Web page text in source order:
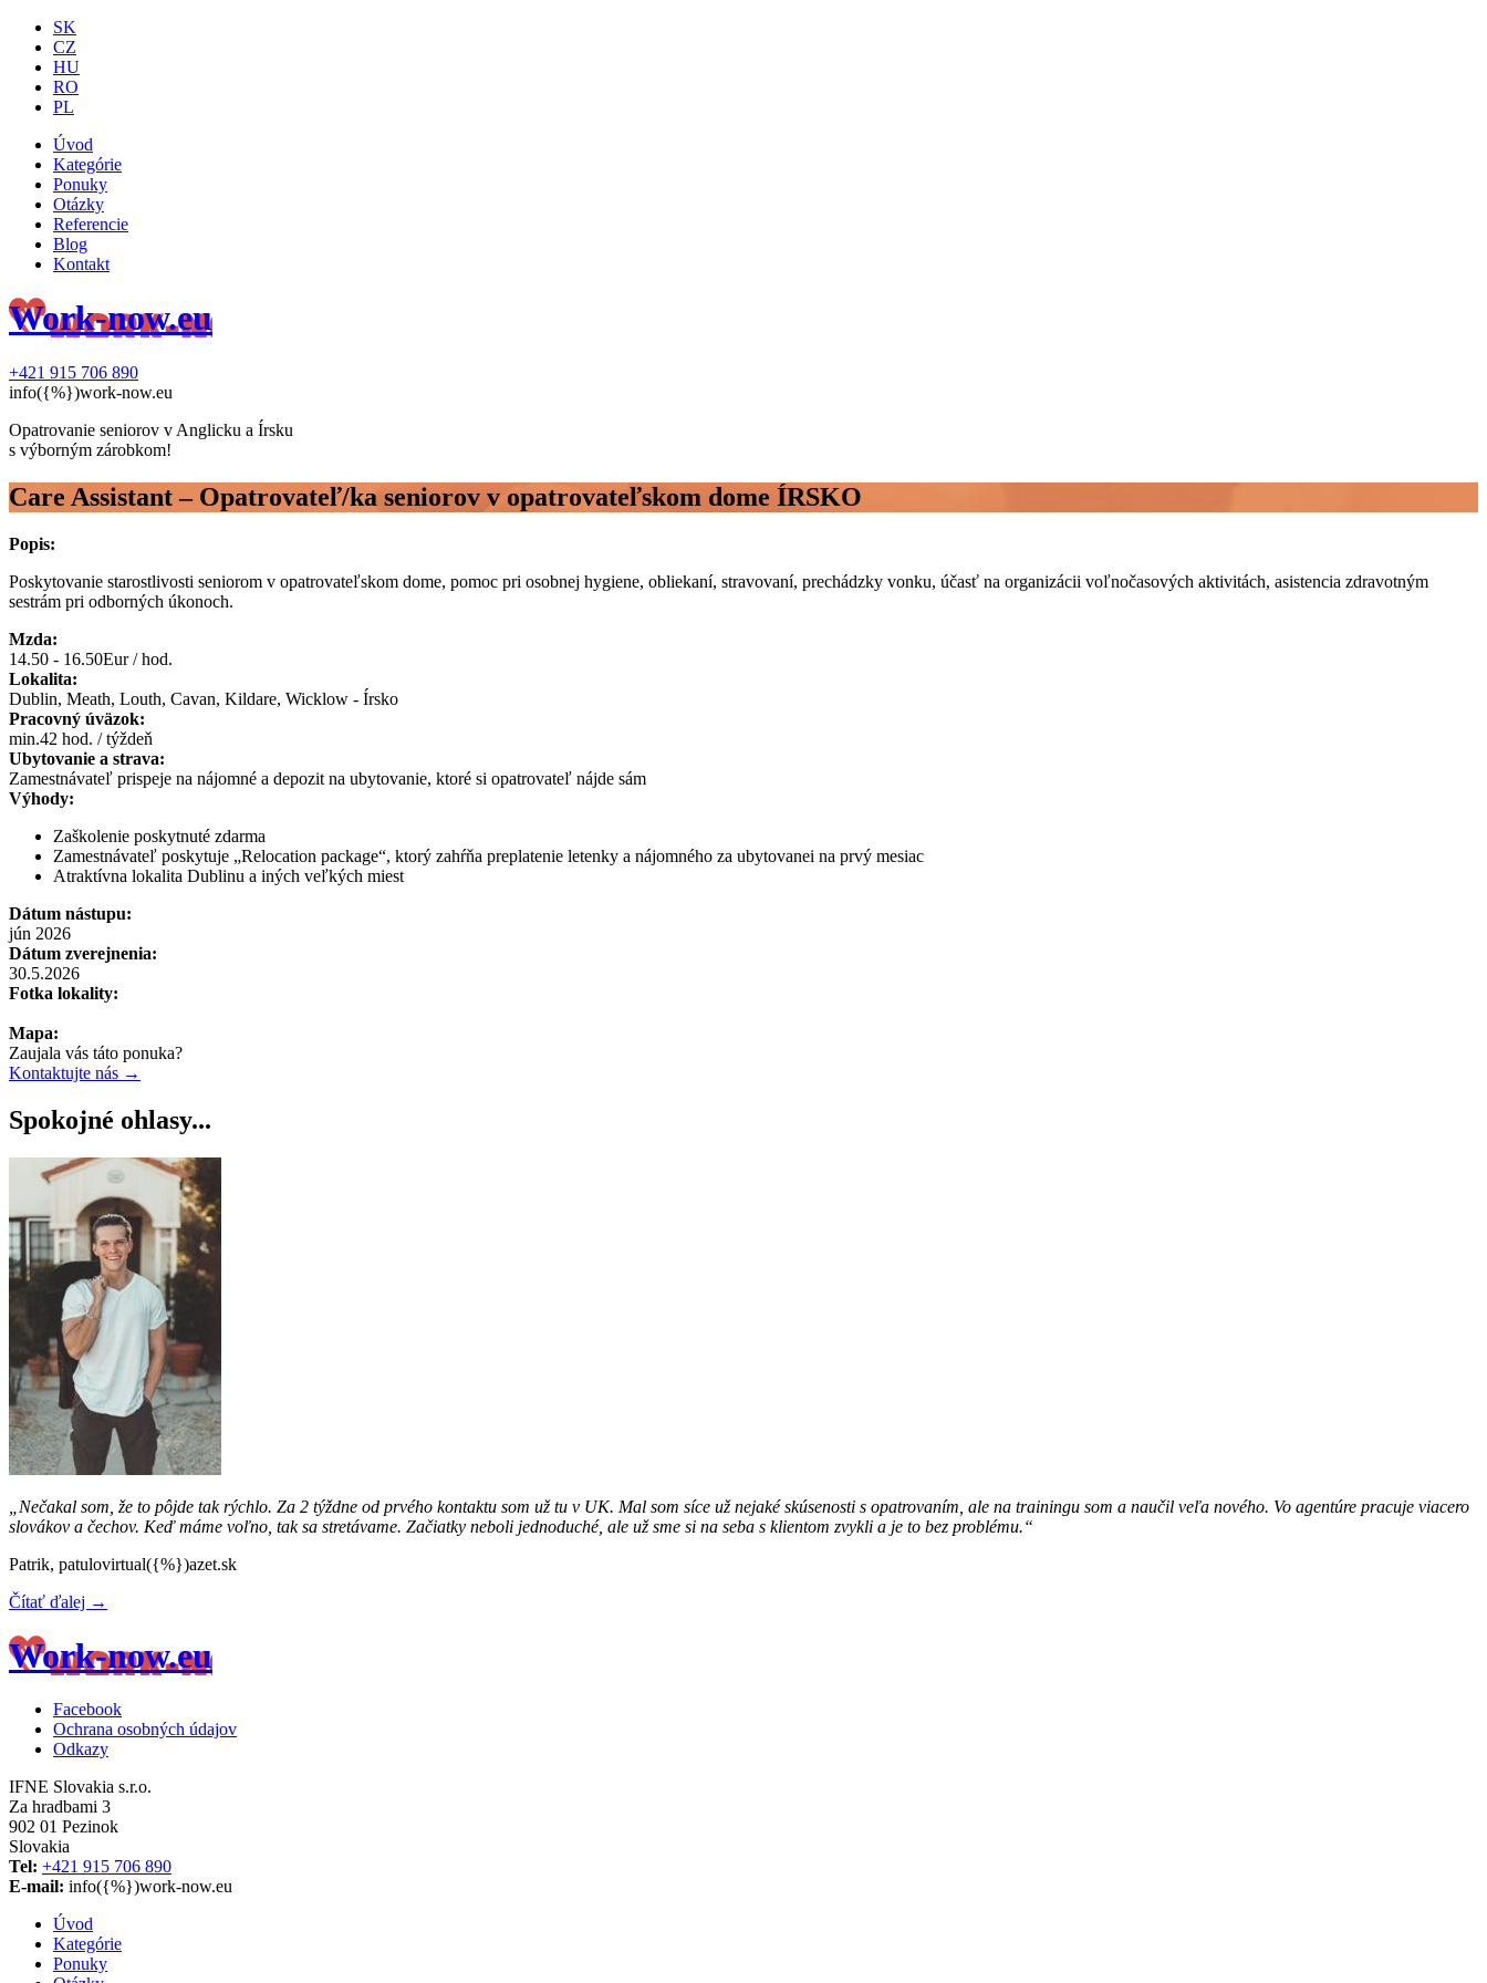
SK
CZ
HU
RO
PL
Úvod
Kategórie
Ponuky
Otázky
Referencie
Blog
Kontakt
Work-now.eu
+421 915 706 890
info({%})work-now.eu
Opatrovanie seniorov v Anglicku a Írsku
s výborným zárobkom!
Care Assistant – Opatrovateľ/ka seniorov v opatrovateľskom dome ÍRSKO
Popis:
Poskytovanie starostlivosti seniorom v opatrovateľskom dome, pomoc pri osobnej hygiene, obliekaní, stravovaní, prechádzky vonku, účasť na organizácii voľnočasových aktivitách, asistencia zdravotným
sestrám pri odborných úkonoch.
Mzda:
14.50 - 16.50Eur / hod.
Lokalita:
Dublin, Meath, Louth, Cavan, Kildare, Wicklow - Írsko
Pracovný úväzok:
min.42 hod. / týždeň
Ubytovanie a strava:
Zamestnávateľ prispeje na nájomné a depozit na ubytovanie, ktoré si opatrovateľ nájde sám
Výhody:
Zaškolenie poskytnuté zdarma
Zamestnávateľ poskytuje „Relocation package“, ktorý zahŕňa preplatenie letenky a nájomného za ubytovanei na prvý mesiac
Atraktívna lokalita Dublinu a iných veľkých miest
Dátum nástupu:
jún 2026
Dátum zverejnenia:
30.5.2026
Fotka lokality:
Mapa:
Zaujala vás táto ponuka?
Kontaktujte nás →
Spokojné ohlasy...
„Nečakal som, že to pôjde tak rýchlo. Za 2 týždne od prvého kontaktu som už tu v UK. Mal som síce už nejaké skúsenosti s opatrovaním, ale na trainingu som a naučil veľa nového. Vo agentúre pracuje viacero
slovákov a čechov. Keď máme voľno, tak sa stretávame. Začiatky neboli jednoduché, ale už sme si na seba s klientom zvykli a je to bez problému.“
Patrik, patulovirtual({%})azet.sk
Čítať ďalej →
Work-now.eu
Facebook
Ochrana osobných údajov
Odkazy
IFNE Slovakia s.r.o.
Za hradbami 3
902 01 Pezinok
Slovakia
Tel: +421 915 706 890
E-mail: info({%})work-now.eu
Úvod
Kategórie
Ponuky